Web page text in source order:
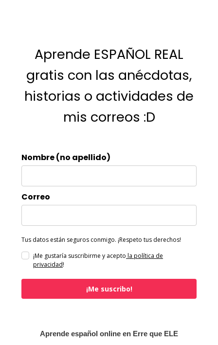
Aprende ESPAÑOL REAL
gratis con las anécdotas,
historias o actividades de
mis correos :D
Nombre (no apellido)
Correo
Tus datos están seguros conmigo. ¡Respeto tus derechos!
¡Me gustaría suscribirme y acepto la política de
privacidad!
¡Me suscribo!
Aprende español online en Erre que ELE